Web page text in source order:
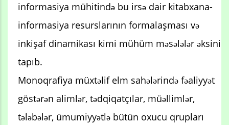
informasiya mühitində bu irsə dair kitabxana-
informasiya resurslarının formalaşması və
inkişaf dinamikası kimi mühüm məsələlər əksini
tapıb.
Monoqrafiya müxtəlif elm sahələrində fəaliyyət
göstərən alimlər, tədqiqatçılar, müəllimlər,
tələbələr, ümumiyyətlə bütün oxucu qrupları